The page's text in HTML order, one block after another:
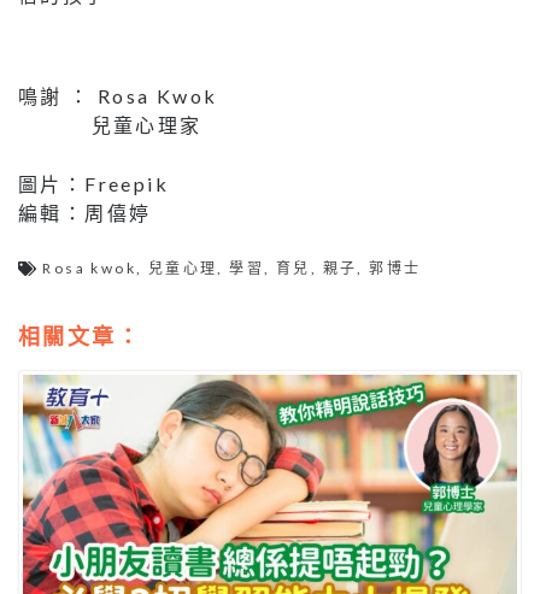
鳴謝 ： Rosa Kwok
兒童心理家
圖片：Freepik
編輯：周僖婷
Rosa kwok, 兒童心理,學習, 育兒 , 親子,郭博士
相關文章：